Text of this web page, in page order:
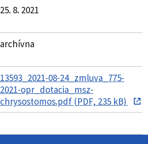
25. 8. 2021
archívna
13593_2021-08-24_zmluva_775-
2021-opr_dotacia_msz-
chrysostomos.pdf (PDF, 235 kB)